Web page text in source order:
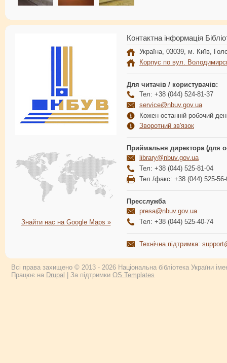
Знайти нас на Google Maps »
Контактна інформація
Україна, 03039, м. Київ,
Корпус по вул.
Для читачів / користувачів:
Тел: +38 (044) 524-81-37
service@nbuv.gov.ua
Кожен останній робочий
Зворотний зв'язок
Приймальня директора (для
library@nbuv.gov.ua
Тел: +38 (044) 525-81-04
Тел./факс: +38 (044) 525-56-
Пресслужба
presa@nbuv.gov.ua
Тел: +38 (044) 525-40-74
Технічна підтримка:
Всі права захищено © 2013 - 2026 Національна бібліотека України
Працює на Drupal | За підтримки OS Templates